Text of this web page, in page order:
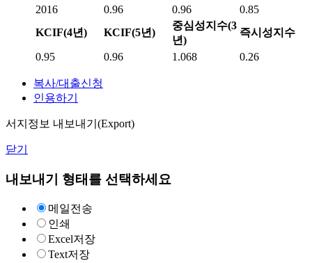
2016 0.96 0.96
0.85
KCIF(4년)
KCIF(5년)
중심성지수(3
년)
즉시성지수
0.95 0.96 1.068 0.26
복사/대출신청
인용하기
서지정보 내보내기(Export)
닫기
내보내기 형태를 선택하세요
메일전송
인쇄
Excel저장
Text저장